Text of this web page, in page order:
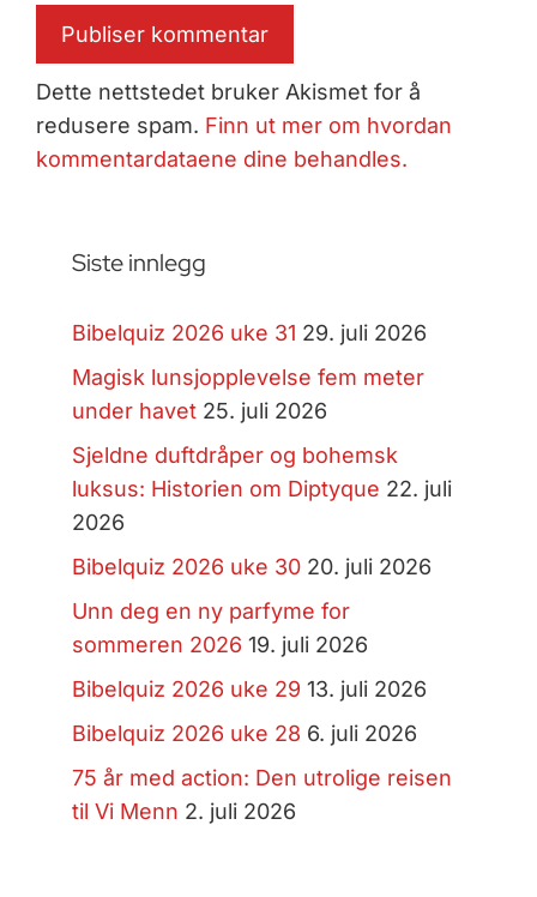
Dette nettstedet bruker Akismet for å
redusere spam. Finn ut mer om hvordan
kommentardataene dine behandles.
Siste innlegg
Bibelquiz 2026 uke 31 29. juli 2026
Magisk lunsjopplevelse fem meter
under havet 25. juli 2026
Sjeldne duftdråper og bohemsk
luksus: Historien om Diptyque 22. juli
2026
Bibelquiz 2026 uke 30 20. juli 2026
Unn deg en ny parfyme for
sommeren 2026 19. juli 2026
Bibelquiz 2026 uke 29 13. juli 2026
Bibelquiz 2026 uke 28 6. juli 2026
75 år med action: Den utrolige reisen
til Vi Menn 2. juli 2026